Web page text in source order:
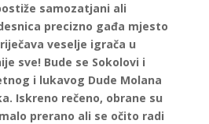
samozatjani ali
precizno gađa mjesto
veselje igrača u
sve! Bude se Sokolovi i
i lukavog Dude Molana
Iskreno rečeno, obrane su
prerano ali se očito radi